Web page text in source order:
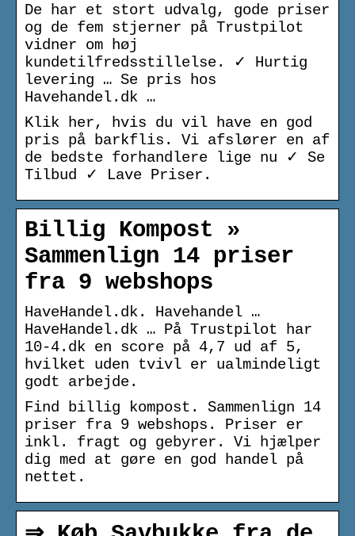
De har et stort udvalg, gode priser
og de fem stjerner på Trustpilot
vidner om høj
kundetilfredsstillelse. ✓ Hurtig
levering … Se pris hos
Havehandel.dk …
Klik her, hvis du vil have en god
pris på barkflis. Vi afslører en af
de bedste forhandlere lige nu ✓ Se
Tilbud ✓ Lave Priser.
Billig Kompost »
Sammenlign 14 priser
fra 9 webshops
HaveHandel.dk. Havehandel …
HaveHandel.dk … På Trustpilot har
10-4.dk en score på 4,7 ud af 5,
hvilket uden tvivl er ualmindeligt
godt arbejde.
Find billig kompost. Sammenlign 14
priser fra 9 webshops. Priser er
inkl. fragt og gebyrer. Vi hjælper
dig med at gøre en god handel på
nettet.